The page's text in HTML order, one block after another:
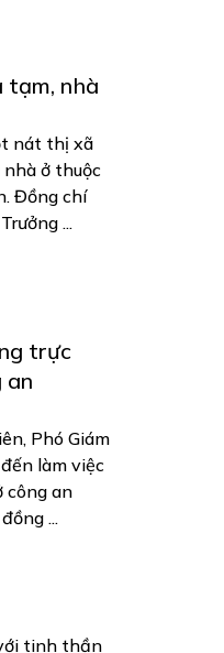
tạm, nhà
nát thị xã
ở thuộc
Đồng chí
...
trực
an
Phó Giám
làm việc
công an
...
tinh thần